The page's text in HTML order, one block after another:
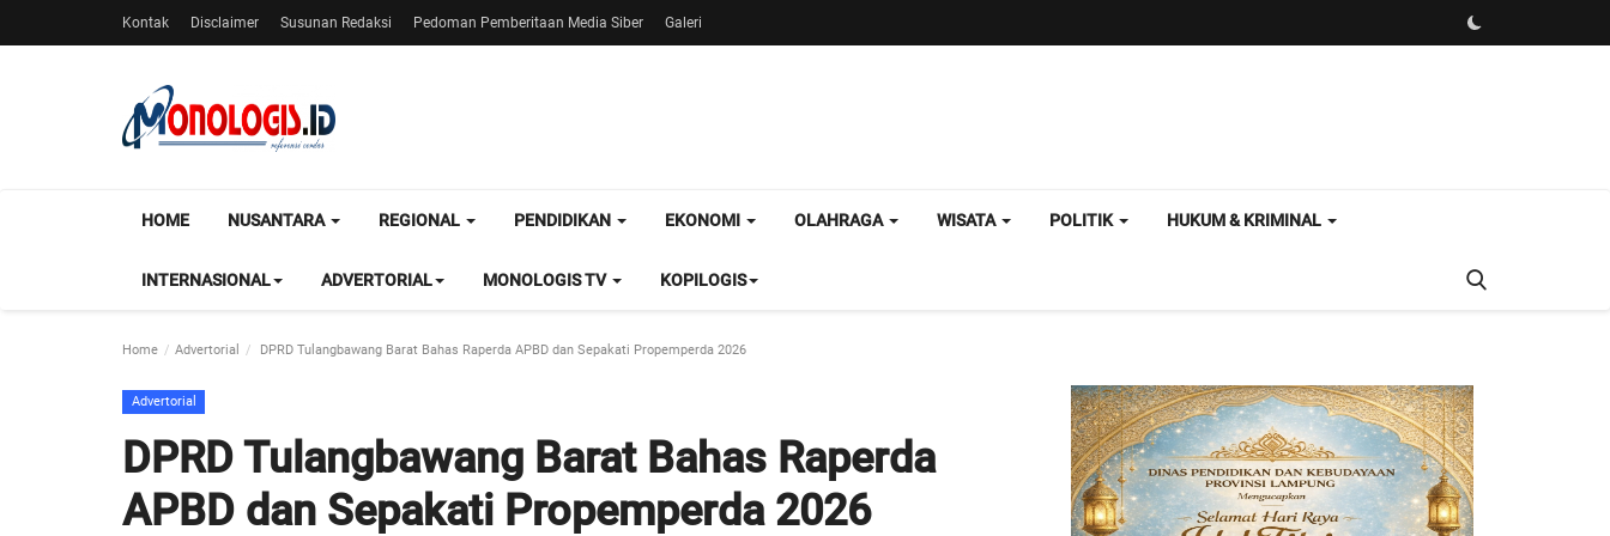
Kontak Disclaimer Susunan Redaksi Pedoman Pemberitaan Media Siber Galeri
HOME NUSANTARA REGIONAL PENDIDIKAN EKONOMI OLAHRAGA WISATA POLITIK HUKUM & KRIMINAL
INTERNASIONAL ADVERTORIAL MONOLOGIS TV KOPILOGIS
Home Advertorial DPRD Tulangbawang Barat Bahas Raperda APBD dan Sepakati Propemperda 2026
Advertorial
DPRD Tulangbawang Barat Bahas Raperda
APBD dan Sepakati Propemperda 2026